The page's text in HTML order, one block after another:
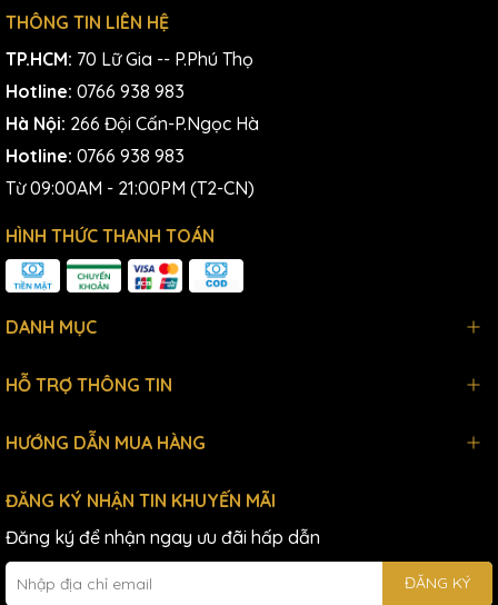
THÔNG TIN LIÊN HỆ
TP.HCM: 70 Lữ Gia -- P.Phú Thọ
Hotline: 0766 938 983
Hà Nội: 266 Đội Cấn-P.Ngọc Hà
Hotline: 0766 938 983
Từ 09:00AM - 21:00PM (T2-CN)
HÌNH THỨC THANH TOÁN
DANH MỤC
HỖ TRỢ THÔNG TIN
HƯỚNG DẪN MUA HÀNG
ĐĂNG KÝ NHẬN TIN KHUYẾN MÃI
Đăng ký để nhận ngay ưu đãi hấp dẫn
ĐĂNG KÝ